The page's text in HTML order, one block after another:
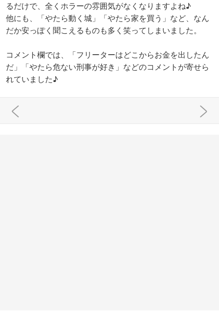
るだけで、全くホラーの雰囲気がなくなりますよね♪
他にも、「やたら動く城」「やたら家を買う」など、なん
だか安っぽく聞こえるものも多く笑ってしまいました。
コメント欄では、「フリーターはどこからお金を出したん
だ」「やたら危ない刑事が好き」などのコメントが寄せら
れていました♪